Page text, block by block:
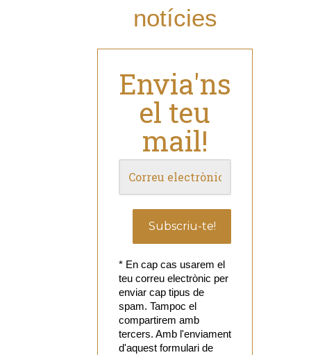
notícies
Envia'ns
el teu
mail!
* En cap cas usarem el
teu correu electrònic per
enviar cap tipus de
spam. Tampoc el
compartirem amb
tercers. Amb l'enviament
d'aquest formulari de